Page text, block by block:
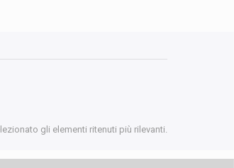
gli elementi ritenuti più rilevanti.